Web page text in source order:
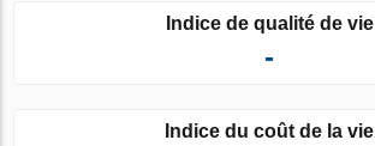
Indice de qualité de vie
-
Indice du coût de la vie